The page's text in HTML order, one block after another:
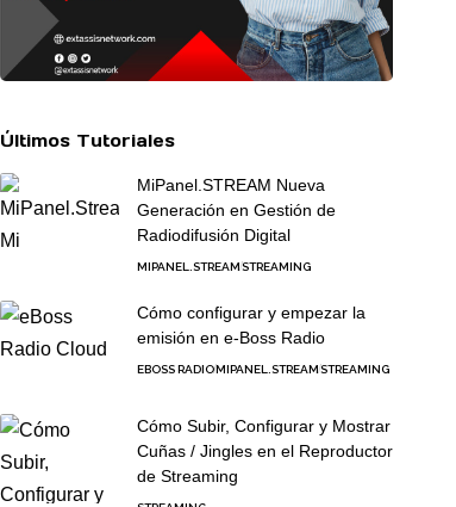
Últimos Tutoriales
MiPanel.STREAM Nueva
Generación en Gestión de
Radiodifusión Digital
MIPANEL.STREAMSTREAMING
Cómo configurar y empezar la
emisión en e-Boss Radio
EBOSS RADIOMIPANEL.STREAMSTREAMING
Cómo Subir, Configurar y Mostrar
Cuñas / Jingles en el Reproductor
de Streaming